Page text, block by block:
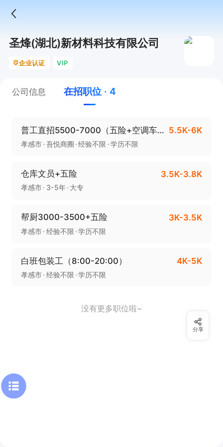
圣烽(湖北)新材料科技有限公司
企业认证 VIP
公司信息 在招职位 · 4
普工直招5500-7000（五险+空调车间） 5.5K-6K
孝感市 吾悦商圈 经验不限 学历不限
仓库文员+五险 3.5K-3.8K
孝感市 3-5年 大专
帮厨3000-3500+五险 3K-3.5K
孝感市 经验不限 学历不限
白班包装工（8:00-20:00） 4K-5K
孝感市 经验不限 学历不限
没有更多职位啦~
分享